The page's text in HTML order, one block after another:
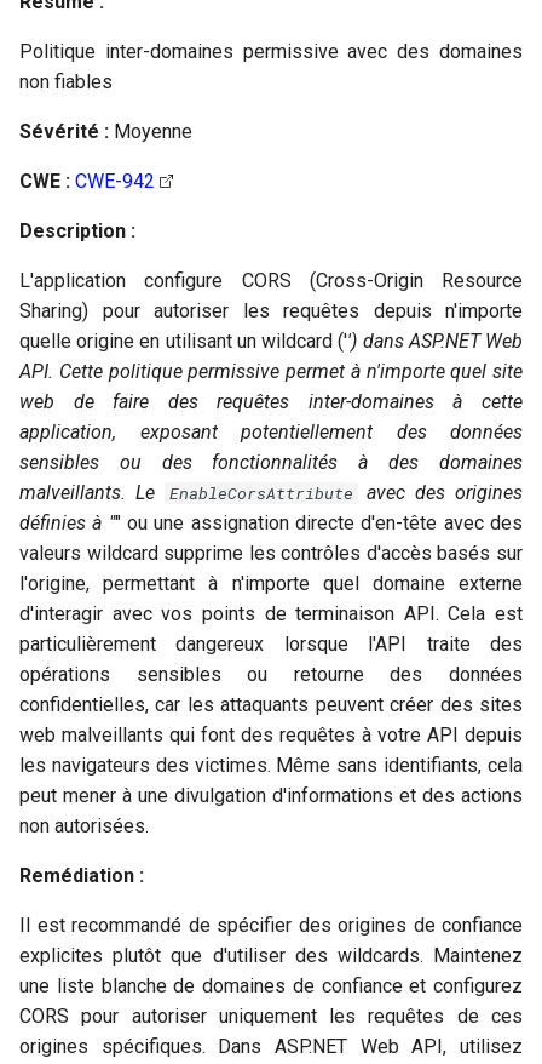
Politique inter-domaines permissive avec des domaines
non fiables
Sévérité : Moyenne
CWE : CWE-942
Description :
L'application configure CORS (Cross-Origin Resource
Sharing) pour autoriser les requêtes depuis n'importe
quelle origine en utilisant un wildcard ('') dans ASP.NET Web
API. Cette politique permissive permet à n'importe quel site
web de faire des requêtes inter-domaines à cette
application, exposant potentiellement des données
sensibles ou des fonctionnalités à des domaines
malveillants. Le
EnableCorsAttribute
avec des origines
définies à "" ou une assignation directe d'en-tête avec des
valeurs wildcard supprime les contrôles d'accès basés sur
l'origine, permettant à n'importe quel domaine externe
d'interagir avec vos points de terminaison API. Cela est
particulièrement dangereux lorsque l'API traite des
opérations sensibles ou retourne des données
confidentielles, car les attaquants peuvent créer des sites
web malveillants qui font des requêtes à votre API depuis
les navigateurs des victimes. Même sans identifiants, cela
peut mener à une divulgation d'informations et des actions
non autorisées.
Remédiation :
Il est recommandé de spécifier des origines de confiance
explicites plutôt que d'utiliser des wildcards. Maintenez
une liste blanche de domaines de confiance et configurez
CORS pour autoriser uniquement les requêtes de ces
origines spécifiques. Dans ASP.NET Web API, utilisez